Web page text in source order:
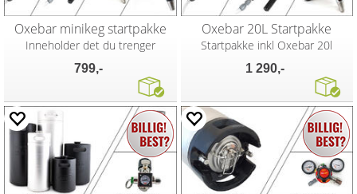
Oxebar minikeg startpakke
Inneholder det du trenger
799,-
Oxebar 20L Startpakke
Startpakke inkl Oxebar 20l
1 290,-